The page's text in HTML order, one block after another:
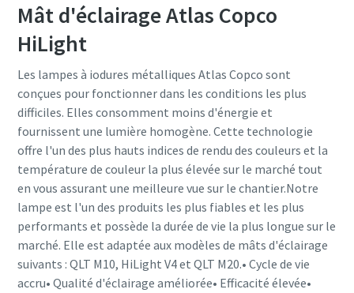
Mât d'éclairage Atlas Copco
HiLight
Les lampes à iodures métalliques Atlas Copco sont
conçues pour fonctionner dans les conditions les plus
difficiles. Elles consomment moins d'énergie et
fournissent une lumière homogène. Cette technologie
offre l'un des plus hauts indices de rendu des couleurs et la
température de couleur la plus élevée sur le marché tout
en vous assurant une meilleure vue sur le chantier.Notre
lampe est l'un des produits les plus fiables et les plus
performants et possède la durée de vie la plus longue sur le
marché. Elle est adaptée aux modèles de mâts d'éclairage
suivants : QLT M10, HiLight V4 et QLT M20.• Cycle de vie
accru• Qualité d'éclairage améliorée• Efficacité élevée•